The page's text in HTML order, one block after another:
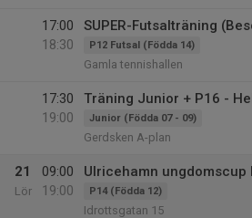
17:00
18:30
SUPER-Futsalträning
P12 Futsal (Födda 14)
Gamla tennishallen
17:30
19:00
Träning Junior + P16 -
Junior (Födda 07 - 09)
Gerdsken A-plan
21
Lör
09:00
19:00
Ulricehamn ungdomscup
P14 (Födda 12)
Idrottsgatan 15